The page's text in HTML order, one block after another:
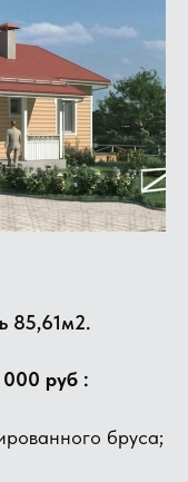
85,61м2.
руб :
бруса;